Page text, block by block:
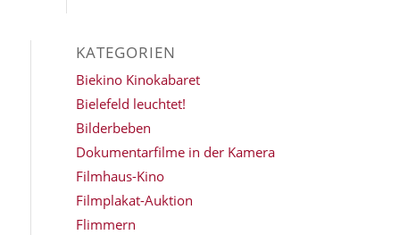
KATEGORIEN
Biekino Kinokabaret
Bielefeld leuchtet!
Bilderbeben
Dokumentarfilme in der Kamera
Filmhaus-Kino
Filmplakat-Auktion
Flimmern